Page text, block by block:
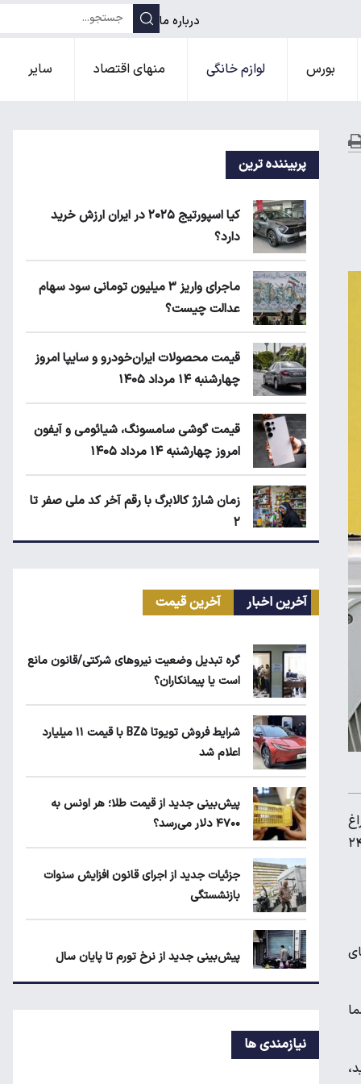
درباره ما
بورس لوازم خانگی منهای اقتصاد سایر
فروشنده‌های کولر گازی هم گزینه مناسب برای واحد یکخوابه را کولر گازی ۲۴
پربیننده ترین
کیا اسپورتیج ۲۰۲۵ در ایران ارزش خرید
دارد؟
ماجرای واریز ۳ میلیون تومانی سود سهام
عدالت چیست؟
قیمت محصولات ایران‌خودرو و سایپا امروز
چهارشنبه ۱۴ مرداد ۱۴۰۵
قیمت گوشی سامسونگ، شیائومی و آیفون
امروز چهارشنبه ۱۴ مرداد ۱۴۰۵
زمان شارژ کالابرگ با رقم آخر کد ملی صفر تا
۲
چقدر است؟
بلاگرهای پردرآمد مشمول مالیات هستند
ماجرای محدودیت گوشت برزیلی در اروپا
مرداد ۱۴۰۵
بازنشستگی
آخرین اخبار آخرین قیمت
گره تبدیل وضعیت نیروهای شرکتی/قانون مانع
است یا پیمانکاران؟
شرایط فروش تویوتا BZ۵ با قیمت ۱۱ میلیارد
اعلام شد
پیش‌بینی جدید از قیمت طلا؛ هر اونس به
۴۷۰۰ دلار می‌رسد؟
جزئیات جدید از اجرای قانون افزایش سنوات
بازنشستگی
پیش‌بینی جدید از نرخ تورم تا پایان سال
نیازمندی ها